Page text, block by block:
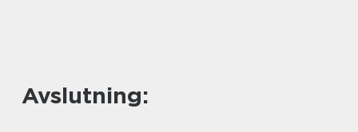
Avslutning: